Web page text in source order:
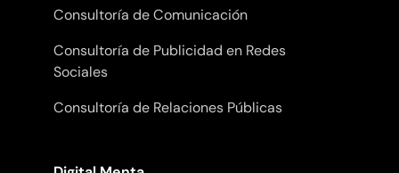
Consultoría de Comunicación
Consultoría de Publicidad en Redes
Sociales
Consultoría de Relaciones Públicas